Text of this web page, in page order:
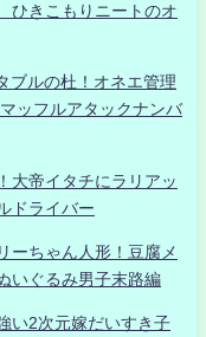
ひきこもりニートのオ
ブルの杜！オネエ管理
ッフルアタックナンバ
大帝イタチにラリアッ
ドライバー
ーちゃん人形！豆腐メ
いぐるみ男子末路編
い2次元嫁だいすき子